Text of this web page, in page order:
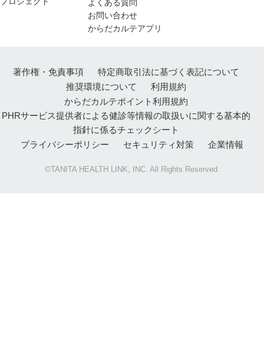
よくある質問
お問い合わせ
からだカルテアプリ
著作権・免責事項
特定商取引法に基づく表記について
推奨環境について
利用規約
からだカルテポイント利用規約
PHRサービス提供者による健診等情報の取扱いに関する基本的
指針に係るチェックシート
プライバシーポリシー
セキュリティ対策 企業情報
©TANITA HEALTH LINK, INC. All Rights Reserved.